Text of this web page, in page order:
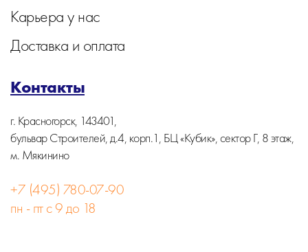
Карьера у нас
Доставка и оплата
Контакты
г. Красногорск, 143401,
бульвар Строителей, д.4, корп.1, БЦ «Кубик», сектор Г, 8 этаж,
м. Мякинино
+7 (495) 780-07-90
пн - пт с 9 до 18